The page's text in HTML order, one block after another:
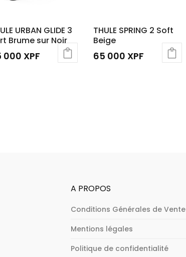
URBAN GLIDE 3
Brume sur Noir
000 XPF
THULE SPRING 2 Soft
Beige
65 000 XPF
A PROPOS
Conditions Générales de Vente
Mentions légales
Politique de confidentialité